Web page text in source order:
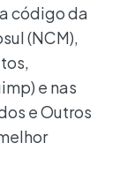
código da
(NCM),
e nas
e Outros